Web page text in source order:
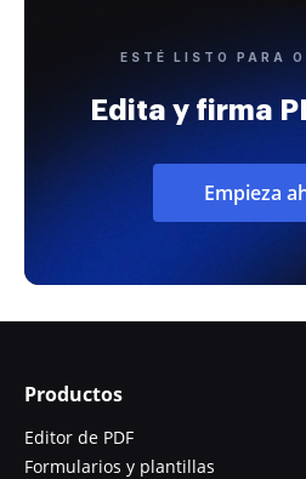
ESTÉ LISTO PARA
Edita y firma
Empieza
Productos
Editor de PDF
Formularios y plantillas